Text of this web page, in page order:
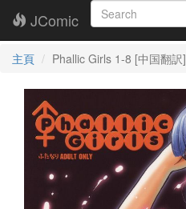
JComic
主頁 Phallic Girls 1-8 [中国翻訳]